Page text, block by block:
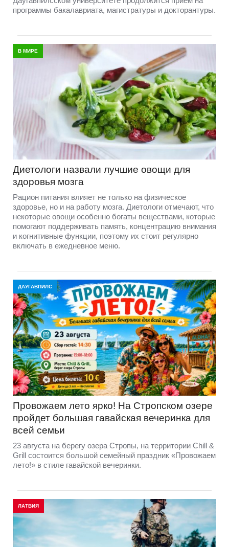
программы бакалавриата, магистратуры и докторантуры.
В МИРЕ
Диетологи назвали лучшие овощи для
здоровья мозга
Рацион питания влияет не только на физическое
здоровье, но и на работу мозга. Диетологи отмечают, что
некоторые овощи особенно богаты веществами, которые
помогают поддерживать память, концентрацию внимания
и когнитивные функции, поэтому их стоит регулярно
включать в ежедневное меню.
ДАУГАВПИЛС
Провожаем лето ярко! На Стропском озере
пройдет большая гавайская вечеринка для
всей семьи
23 августа на берегу озера Стропы, на территории Chill &
Grill состоится большой семейный праздник «Провожаем
лето!» в стиле гавайской вечеринки.
ЛАТВИЯ